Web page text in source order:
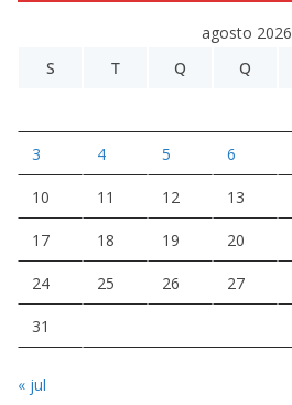
agosto 2026
S
T Q Q
3 4 5 6
10 11 12 13
17 18 19 20
24 25 26 27
31
« jul